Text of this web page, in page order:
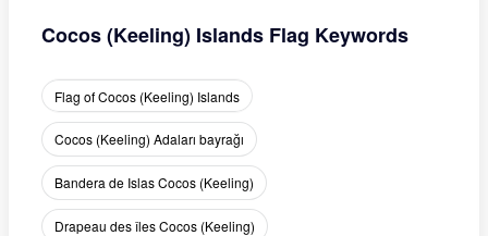
Cocos (Keeling) Islands Flag Keywords
Flag of Cocos (Keeling) Islands
Cocos (Keeling) Adaları bayrağı
Bandera de Islas Cocos (Keeling)
Drapeau des îles Cocos (Keeling)